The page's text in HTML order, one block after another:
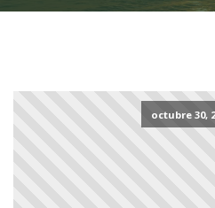
octubre 30,